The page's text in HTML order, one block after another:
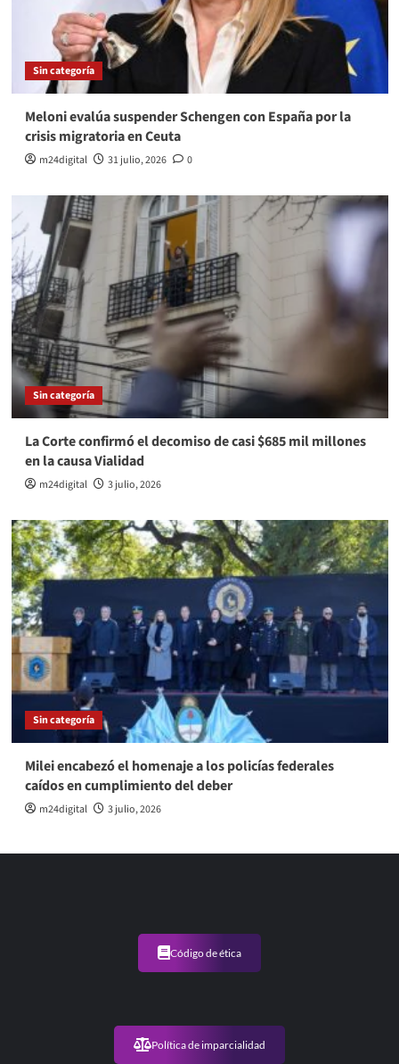
Sin categoría
Meloni evalúa suspender Schengen con España por la
crisis migratoria en Ceuta
m24digital 31 julio, 2026 0
Sin categoría
La Corte confirmó el decomiso de casi $685 mil millones
en la causa Vialidad
m24digital 3 julio, 2026
Sin categoría
Milei encabezó el homenaje a los policías federales
caídos en cumplimiento del deber
m24digital 3 julio, 2026
Código de ética
Política de imparcialidad